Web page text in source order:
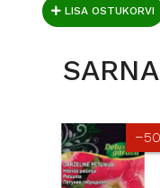
LISA OSTUKORVI